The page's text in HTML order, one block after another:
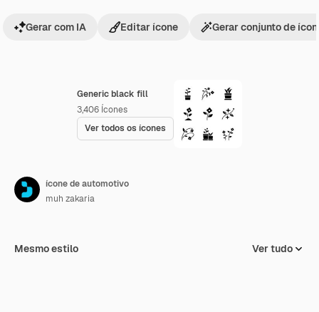
Generic black fill
3,406 Ícones
Ver todos os ícones
Gerar com IA Editar ícone Gerar conjunto de
ícone de automotivo
muh zakaria
Mesmo estilo Ver tudo